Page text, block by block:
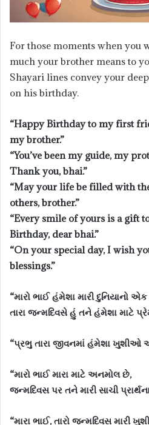
For those moments when you
much your brother means to
Shayari lines convey your
on his birthday.
“Happy Birthday to my first
my brother.”
“You’ve been my guide, my
Thank you, bhai.”
“May your life be filled with
others, brother.”
“Every smile of yours is a gift
Birthday, dear bhai.”
“On your special day, I wish
blessings.”
“મારો ભાઈ હંમેશા મારી દુનિયાનો
તારા જન્મદિવસે હું તને હંમેશા માટે
“પ્રભુ તારા જીવનમાં હંમેશા
“મારો ભાઈ મારા માટે અનમોલ છે,
જન્મદિવસ પર તને મારી સાચી
“મારા ભાઈ, તારો જન્મદિવસ મારી